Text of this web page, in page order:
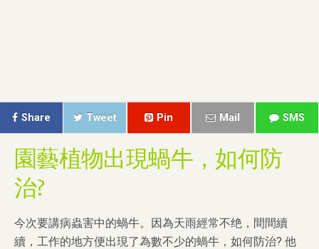
Share Tweet Pin Mail SMS
園藝植物出現蝸牛，如何防
治?
今次要講病蟲害中的蝸牛。因為天雨經常不绝，間間續
續，工作的地方便出現了為數不少的蝸牛，如何防治? 他